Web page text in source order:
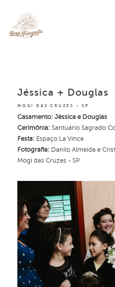
MOGI DAS CRUZES - SP
Jéssica + Douglas
Casamento: Jéssica e Douglas
Cerimônia: Santuário Sagrado
Festa: Espaço La Vince
Fotografia: Danilo Almeida e
Mogi das Cruzes - SP